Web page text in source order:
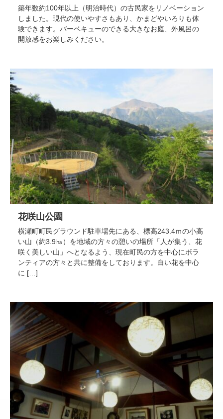
築年数約100年以上（明治時代）の古民家をリノベーション
しました。現代の使いやすさもあり、かまどやいろりも体
験できます。バーベキューのできる大きなお庭、外風呂の
開放感をお楽しみください。
花咲山公園
横瀬町町民グラウンド駐車場先にある、標高243.4ｍの小高
い山（約3.9㏊）を地域の方々の憩いの場所「人が集う、花
咲く美しい山」へとなるよう、現在町民の方を中心にボラ
ンティアの方々と共に整備をしております。白い花を中心
に […]